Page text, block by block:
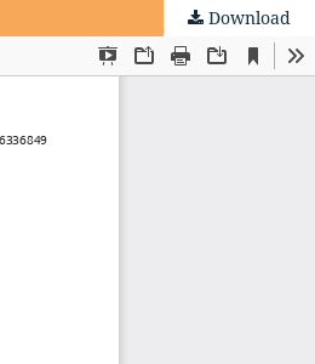
Download